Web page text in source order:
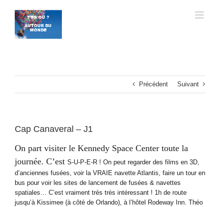
contenu
Précédent Suivant
Cap Canaveral – J1
On part visiter le Kennedy Space Center toute la
journée. C’est S-U-P-E-R ! On peut regarder des films en 3D,
d’anciennes fusées, voir la VRAIE navette Atlantis, faire un tour en
bus pour voir les sites de lancement de fusées & navettes
spatiales… C’est vraiment très très intéressant ! 1h de route
jusqu’à Kissimee (à côté de Orlando), à l’hôtel Rodeway Inn. Théo